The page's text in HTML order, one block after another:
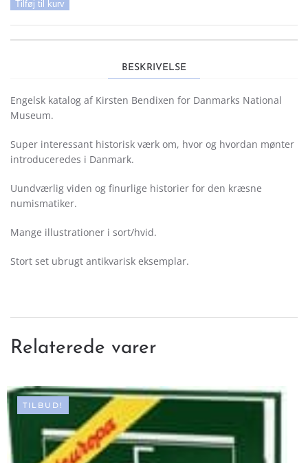
Museum
of
Denmark
-
antal
Tilføj til kurv
BESKRIVELSE
Engelsk katalog af Kirsten Bendixen for Danmarks National
Museum.
Super interessant historisk værk om, hvor og hvordan mønter
introduceredes i Danmark.
Uundværlig viden og finurlige historier for den kræsne
numismatiker.
Mange illustrationer i sort/hvid.
Stort set ubrugt antikvarisk eksemplar.
Relaterede varer
TILBUD!